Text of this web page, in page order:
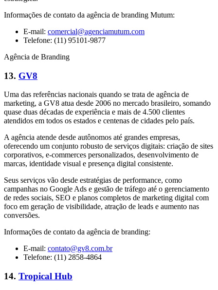
Informações de contato da agência de branding Mutum:
E-mail: comercial@agenciamutum.com
Telefone: (11) 95101-9877
Agência de Branding
13. GV8
Uma das referências nacionais quando se trata de agência de
marketing, a GV8 atua desde 2006 no mercado brasileiro, somando
quase duas décadas de experiência e mais de 4.500 clientes
atendidos em todos os estados e centenas de cidades pelo país.
A agência atende desde autônomos até grandes empresas,
oferecendo um conjunto robusto de serviços digitais: criação de sites
corporativos, e-commerces personalizados, desenvolvimento de
marcas, identidade visual e presença digital consistente.
Seus serviços vão desde estratégias de performance, como
campanhas no Google Ads e gestão de tráfego até o gerenciamento
de redes sociais, SEO e planos completos de marketing digital com
foco em geração de visibilidade, atração de leads e aumento nas
conversões.
Informações de contato da agência de branding:
E-mail: contato@gv8.com.br
Telefone: (11) 2858-4864
14. Tropical Hub